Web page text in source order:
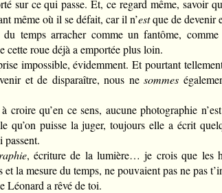
sur ce qui passe. Et, ce regard même, savoir
même où il se défait, car il n’estque de devenir
temps arracher comme un fantôme,
cette roue déjà a emportée plus loin.
impossible, évidemment. Et pourtant
et de disparaître, nous ne sommes
croire qu’en ce sens, aucune photographie
qu’on puisse la juger, toujours elle a écrit
passent.
, écriture de la lumière… je crois que les
et la mesure du temps, ne pouvaient pas ne pas
Léonard a rêvé de toi.